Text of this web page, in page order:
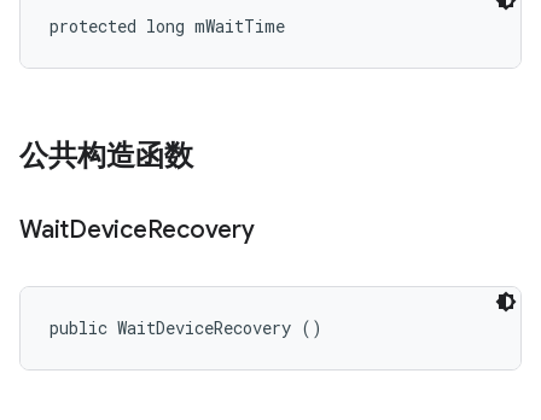
protected long mWaitTime
公共构造函数
WaitDeviceRecovery
public WaitDeviceRecovery ()